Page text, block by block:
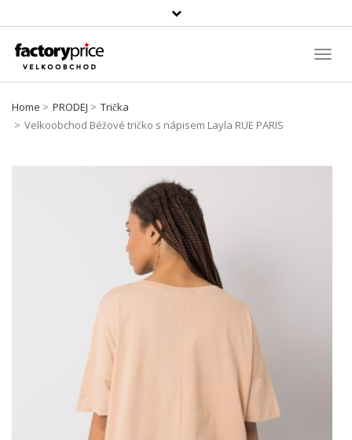
Vyhledávání
Home PRODEJ
Trička
Velkoobchod Béžové tričko s nápisem Layla RUE PARIS